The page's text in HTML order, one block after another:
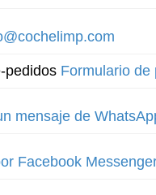
Formulario de
mensaje de
Facebook